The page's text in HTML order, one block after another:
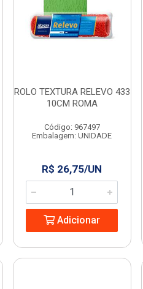
ROLO TEXTURA RELEVO 433
10CM ROMA
Código: 967497
Embalagem: UNIDADE
R$ 26,75/UN
Adicionar